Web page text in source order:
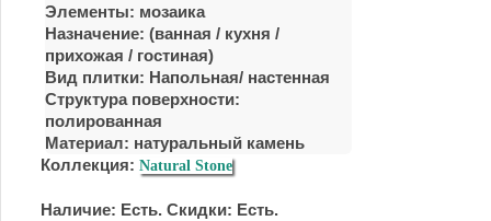
Элементы: мозаика
Назначение: (ванная / куxня /
приxожая / гостиная)
Вид плитки: Напольная/ настенная
Структура поверхности:
полированная
Материал: натуральный камень
Коллекция: Natural Stone
Наличие: Есть. Скидки: Есть.